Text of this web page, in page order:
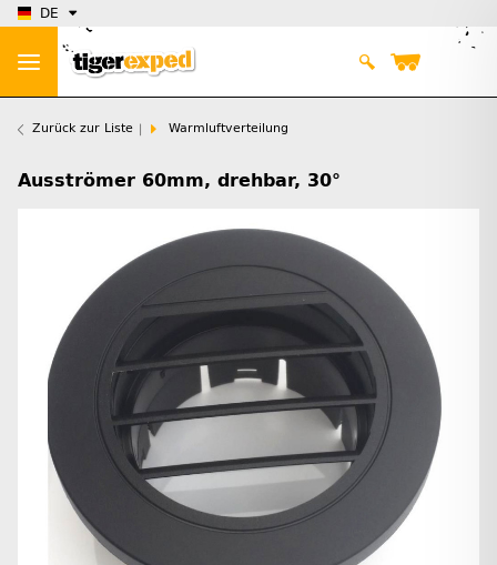
DE
Zurück zur Liste Warmluftverteilung
Ausströmer 60mm, drehbar, 30°